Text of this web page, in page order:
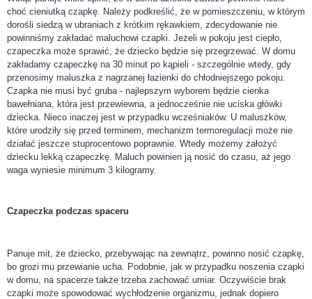
choć cieniutką czapkę. Należy podkreślić, że w pomieszczeniu, w którym
dorośli siedzą w ubraniach z krótkim rękawkiem, zdecydowanie nie
powinniśmy zakładać maluchowi czapki. Jeżeli w pokoju jest ciepło,
czapeczka może sprawić, że dziecko będzie się przegrzewać. W domu
zakładamy czapeczkę na 30 minut po kąpieli - szczególnie wtedy, gdy
przenosimy maluszka z nagrzanej łazienki do chłodniejszego pokoju.
Czapka nie musi być gruba - najlepszym wyborem będzie cienka
bawełniana, która jest przewiewna, a jednocześnie nie uciska główki
dziecka. Nieco inaczej jest w przypadku wcześniaków. U maluszków,
które urodziły się przed terminem, mechanizm termoregulacji może nie
działać jeszcze stuprocentowo poprawnie. Wtedy możemy założyć
dziecku lekką czapeczkę. Maluch powinien ją nosić do czasu, aż jego
waga wyniesie minimum 3 kilogramy.
Czapeczka podczas spaceru
Panuje mit, że dziecko, przebywając na zewnątrz, powinno nosić czapkę,
bo grozi mu przewianie ucha. Podobnie, jak w przypadku noszenia czapki
w domu, na spacerze także trzeba zachować umiar. Oczywiście brak
czapki może spowodować wychłodzenie organizmu, jednak dopiero